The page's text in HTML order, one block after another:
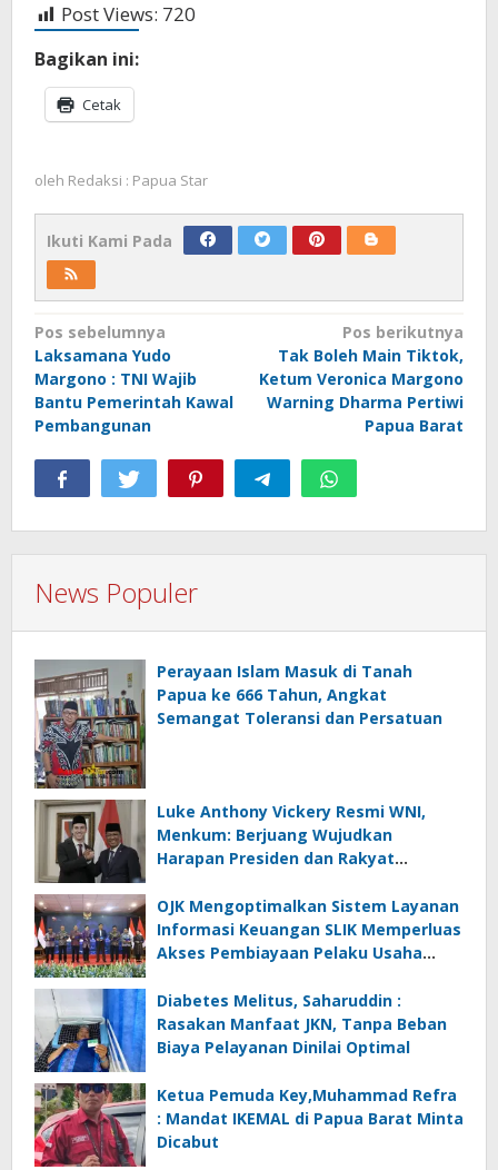
Post Views: 720
Bagikan ini:
Cetak
oleh Redaksi : Papua Star
Ikuti Kami Pada
Navigasi
pos
Pos sebelumnya
Laksamana Yudo
Margono : TNI Wajib
Bantu Pemerintah Kawal
Pembangunan
Pos berikutnya
Tak Boleh Main Tiktok,
Ketum Veronica Margono
Warning Dharma Pertiwi
Papua Barat
News Populer
Perayaan Islam Masuk di Tanah
Papua ke 666 Tahun, Angkat
Semangat Toleransi dan Persatuan
Luke Anthony Vickery Resmi WNI,
Menkum: Berjuang Wujudkan
Harapan Presiden dan Rakyat
OJK Mengoptimalkan Sistem Layanan
Informasi Keuangan SLIK Memperluas
Akses Pembiayaan Pelaku Usaha
Diabetes Melitus, Saharuddin :
Rasakan Manfaat JKN, Tanpa Beban
Biaya Pelayanan Dinilai Optimal
Ketua Pemuda Key,Muhammad Refra
: Mandat IKEMAL di Papua Barat Minta
Dicabut